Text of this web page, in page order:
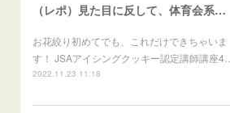
（レポ）見た目に反して、体育会系な回（笑）
お花絞り初めてでも、これだけできちゃいま
す！ JSAアイシングクッキー認定講師講座4…
2022.11.23 11:18